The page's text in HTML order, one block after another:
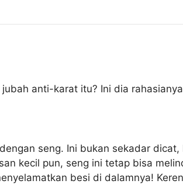
anti-karat itu? Ini dia
seng. Ini bukan sekadar
kecil pun, seng ini tetap bisa
besi di dalamnya!